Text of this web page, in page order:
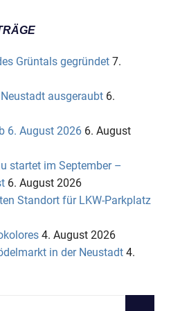
Grüntals gegründet 7.
ausgeraubt 6.
6. August 2026 6. August
startet im September –
6. August 2026
Standort für LKW-Parkplatz
4. August 2026
in der Neustadt 4.